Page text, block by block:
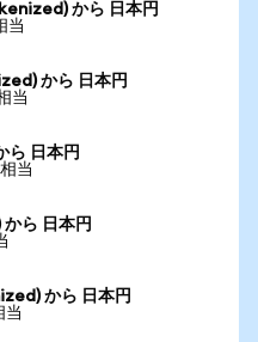
から 日本円
当
から 日本円
当
ら 日本円
当
ら 日本円
から 日本円
当